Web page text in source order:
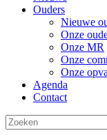
Ouders
Nieuwe
Onze
Onze MR
Onze
Onze
Agenda
Contact